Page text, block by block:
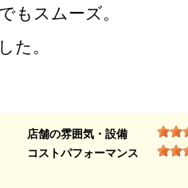
もスムーズ。
た。
店舗の雰囲気・設備
コストパフォーマンス